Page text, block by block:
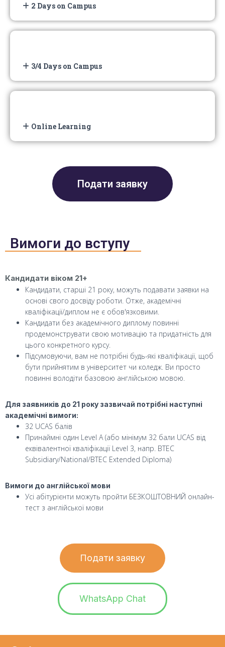
2 Days on Campus
3/4 Days on Campus
Online Learning
Подати заявку
Вимоги до вступу
Кандидати віком 21+
Кандидати, старші 21 року, можуть подавати заявки на
основі свого досвіду роботи. Отже, академічні
кваліфікації/диплом не є обов'язковими.
Кандидати без академічного диплому повинні
продемонструвати свою мотивацію та придатність для
цього конкретного курсу.
Підсумовуючи, вам не потрібні будь-які кваліфікації, щоб
бути прийнятим в університет чи коледж. Ви просто
повинні володіти базовою англійською мовою.
Для заявників до 21 року зазвичай потрібні наступні
академічні вимоги:
32 UCAS балів
Принаймні один Level A (або мінімум 32 бали UCAS від
еквівалентної кваліфікації Level 3, напр. BTEC
Subsidiary/National/BTEC Extended Diploma)
Вимоги до англійської мови
Усі абітурієнти можуть пройти БЕЗКОШТОВНИЙ онлайн-
тест з англійської мови
Подати заявку
WhatsApp Chat